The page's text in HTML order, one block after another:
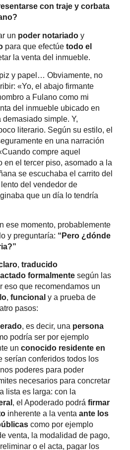
con traje y corbata
un poder notariadoy
para que efectúe todo el
la venta del inmueble.
y papel… Obviamente, no
«Yo, el abajo firmante
a Fulano como mi
del inmueble ubicado en
simple. Y,
literario. Según su estilo, el
en una narración
compre aquel
en el tercer piso, asomado a la
se escuchaba el carrito del
del vendedor de
que un día lo tendría
ese momento, probablemente
y preguntaría: “Pero ¿dónde
, traducido
formalmentesegún las
eso que recomendamos un
, funcional y a prueba de
pasos:
, es decir, una persona
podría ser por ejemplo
un conocido residente en
serían conferidos todos los
poderes para poder
necesarios para concretar
lista es larga: con la
, el Apoderado podrá firmar
inherente a la venta ante los
como por ejemplo
venta, la modalidad de pago,
o el acta, pagar los